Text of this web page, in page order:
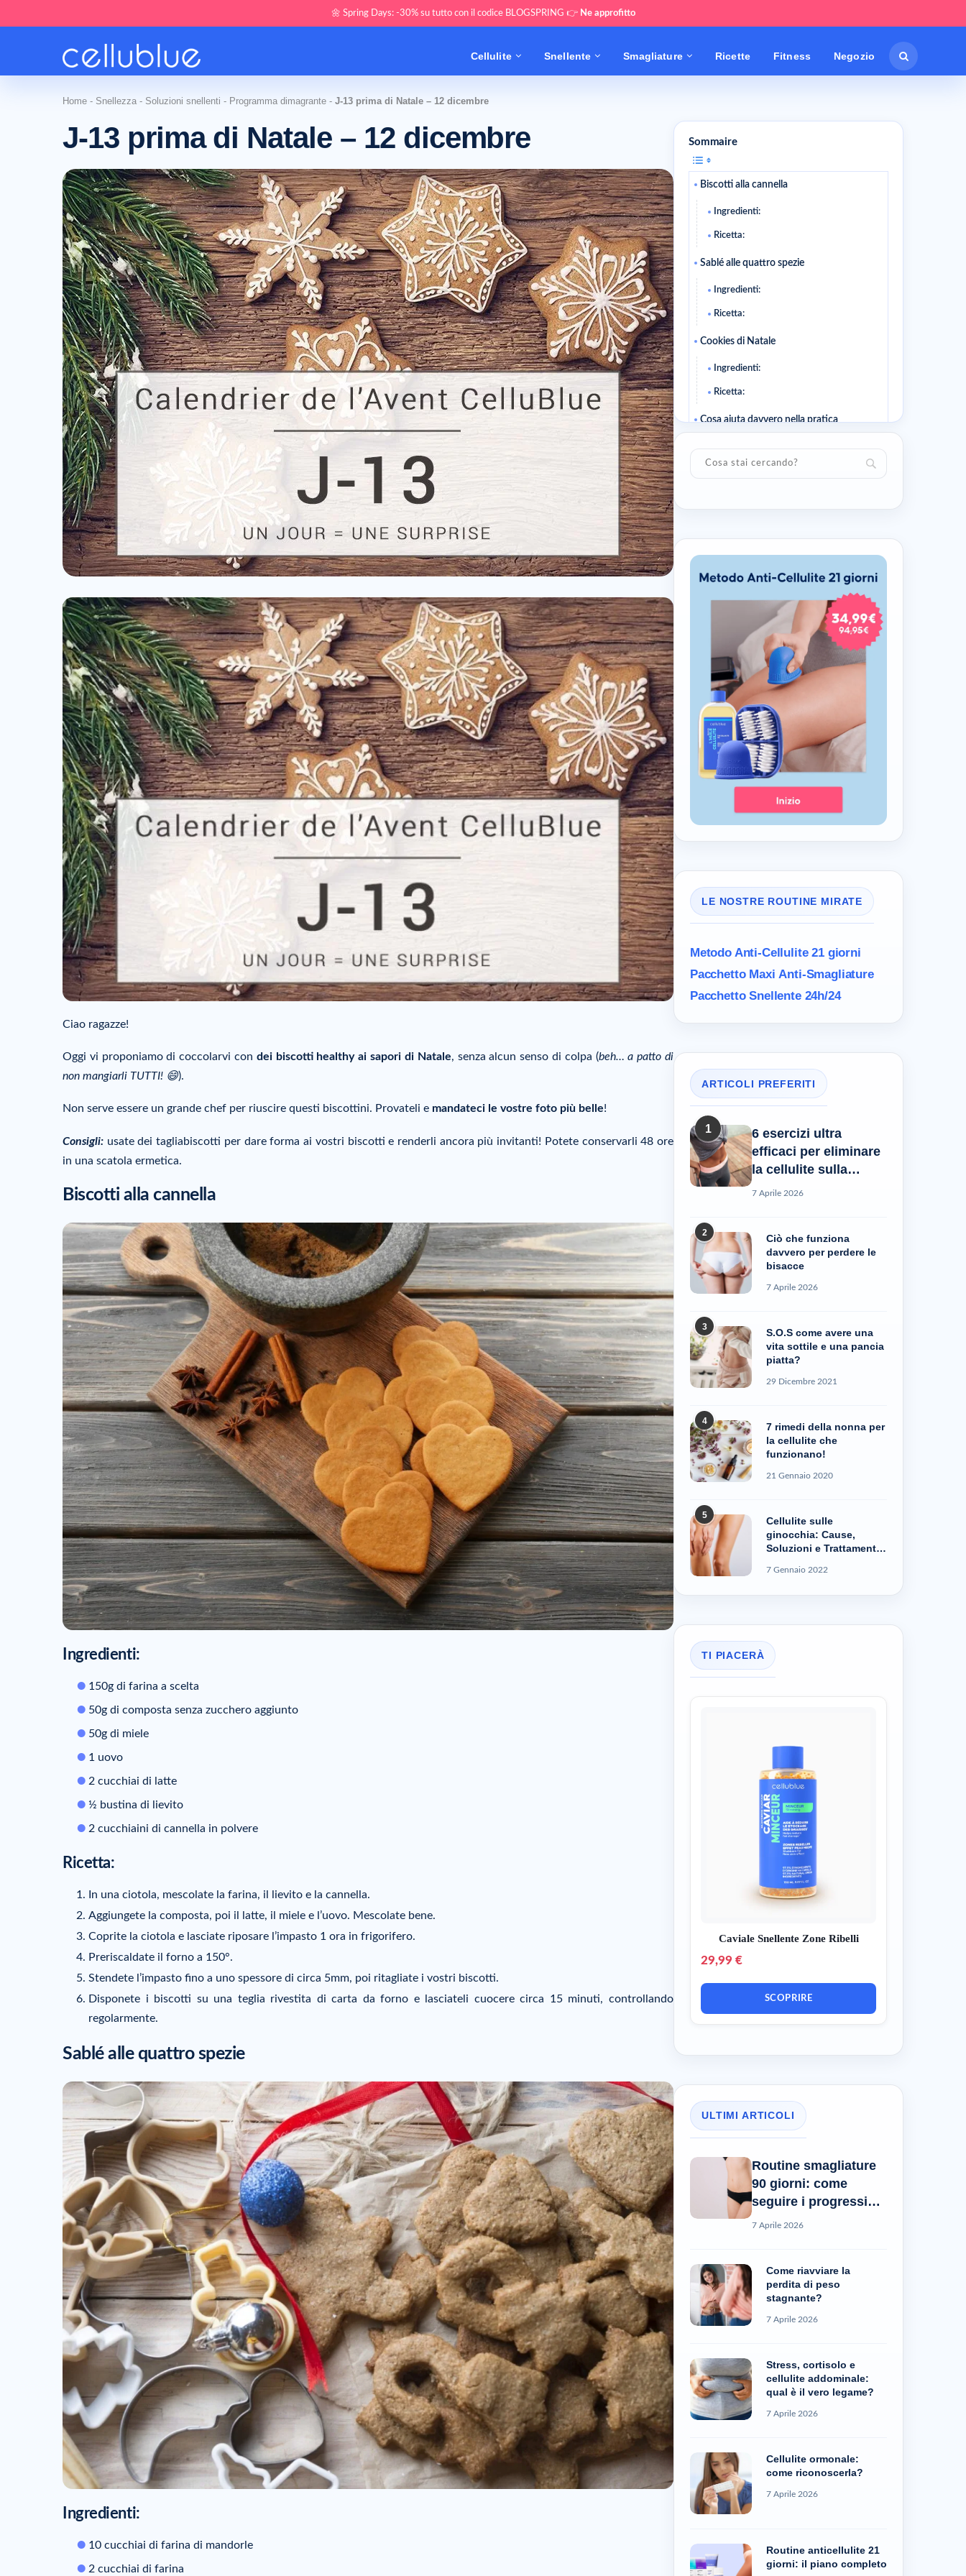
🌼 Spring Days: -30% su tutto con il codice BLOGSPRING 👉 Ne approfitto
Cellulite Snellente Smagliature Ricette Fitness Negozio
Home - Snellezza - Soluzioni snellenti - Programma dimagrante - J-13 prima di Natale – 12 dicembre
J-13 prima di Natale – 12 dicembre
Ciao ragazze!
Oggi vi proponiamo di coccolarvi con dei biscotti healthy ai sapori di Natale, senza alcun senso di colpa (beh… a patto di
non mangiarli TUTTI! 😄).
Non serve essere un grande chef per riuscire questi biscottini. Provateli e mandateci le vostre foto più belle!
Consigli: usate dei tagliabiscotti per dare forma ai vostri biscotti e renderli ancora più invitanti! Potete conservarli 48 ore
in una scatola ermetica.
Biscotti alla cannella
Ingredienti:
150g di farina a scelta
50g di composta senza zucchero aggiunto
50g di miele
1 uovo
2 cucchiai di latte
½ bustina di lievito
2 cucchiaini di cannella in polvere
Ricetta:
In una ciotola, mescolate la farina, il lievito e la cannella.
Aggiungete la composta, poi il latte, il miele e l’uovo. Mescolate bene.
Coprite la ciotola e lasciate riposare l’impasto 1 ora in frigorifero.
Preriscaldate il forno a 150°.
Stendete l’impasto fino a uno spessore di circa 5mm, poi ritagliate i vostri biscotti.
Disponete i biscotti su una teglia rivestita di carta da forno e lasciateli cuocere circa 15 minuti, controllando
regolarmente.
Sablé alle quattro spezie
Ingredienti:
10 cucchiai di farina di mandorle
2 cucchiai di farina
Sommaire
Biscotti alla cannella
Ingredienti:
Ricetta:
Sablé alle quattro spezie
Ingredienti:
Ricetta:
Cookies di Natale
Ingredienti:
Ricetta:
Cosa aiuta davvero nella pratica
Piano d'azione semplice
Domande frequenti
Devo cambiare tutto insieme?
LE NOSTRE ROUTINE MIRATE
Metodo Anti-Cellulite21 giorni
Pacchetto MaxiAnti-Smagliature
Pacchetto Snellente 24h/24
ARTICOLI PREFERITI
1
6 esercizi ultra
efficaci per eliminare
la cellulite sulla
pancia
7 Aprile 2026
2
Ciò che funziona
davvero per perdere le
bisacce
7 Aprile 2026
3
S.O.S come avere una
vita sottile e una pancia
piatta?
29 Dicembre 2021
4
7 rimedi della nonna per
la cellulite che
funzionano!
21 Gennaio 2020
5
Cellulite sulle
ginocchia: Cause,
Soluzioni e Trattamenti
7 Gennaio 2022
TI PIACERÀ
Caviale Snellente Zone Ribelli
29,99 €
SCOPRIRE
ULTIMI ARTICOLI
Routine smagliature
90 giorni: come
seguire i progressi
reali?
7 Aprile 2026
Come riavviare la
perdita di peso
stagnante?
7 Aprile 2026
Stress, cortisolo e
cellulite addominale:
qual è il vero legame?
7 Aprile 2026
Cellulite ormonale:
come riconoscerla?
7 Aprile 2026
Routine anticellulite 21
giorni: il piano completo